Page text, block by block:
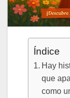
Índice
Hay
que
como